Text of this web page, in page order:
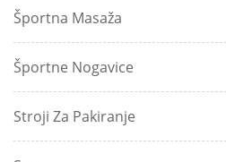
Športna Masaža
Športne Nogavice
Stroji Za Pakiranje